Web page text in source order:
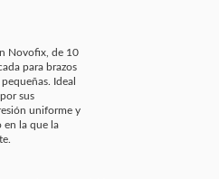
Novofix, de 10
para brazos
Ideal
sus
uniforme y
en la que la